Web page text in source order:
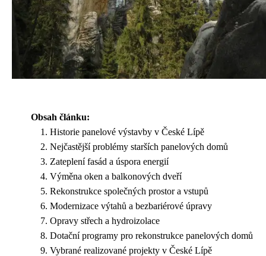
Obsah článku:
Historie panelové výstavby v České Lípě
Nejčastější problémy starších panelových domů
Zateplení fasád a úspora energií
Výměna oken a balkonových dveří
Rekonstrukce společných prostor a vstupů
Modernizace výtahů a bezbariérové úpravy
Opravy střech a hydroizolace
Dotační programy pro rekonstrukce panelových domů
Vybrané realizované projekty v České Lípě